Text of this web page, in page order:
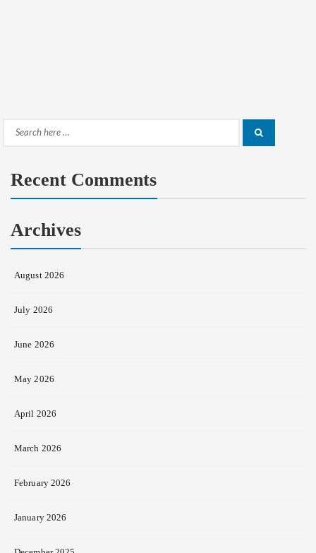
Search
Recent Comments
Archives
August 2026
July 2026
June 2026
May 2026
April 2026
March 2026
February 2026
January 2026